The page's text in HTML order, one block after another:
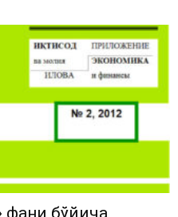
фани бўйича